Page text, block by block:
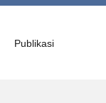
Publikasi